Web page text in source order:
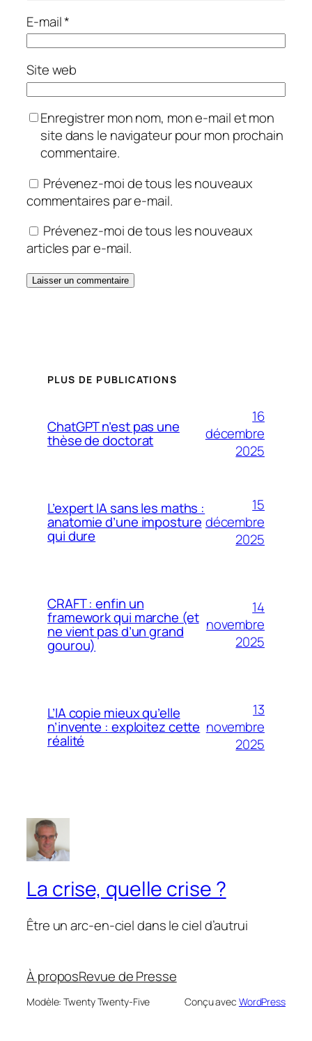
E-mail*
Site web
Enregistrer mon nom, mon e-mail et mon
site dans le navigateur pour mon prochain
commentaire.
Prévenez-moi de tous les nouveaux
commentaires par e-mail.
Prévenez-moi de tous les nouveaux
articles par e-mail.
PLUS DE PUBLICATIONS
ChatGPT n’est pas une
thèse de doctorat
16
décembre
2025
L’expert IA sans les maths :
anatomie d’une imposture
qui dure
15
décembre
2025
CRAFT : enfin un
framework qui marche (et
ne vient pas d’un grand
gourou)
14
novembre
2025
L’IA copie mieux qu’elle
n’invente : exploitez cette
réalité
13
novembre
2025
La crise, quelle crise ?
Être un arc-en-ciel dans le ciel d’autrui
À proposRevue de Presse
Modèle: Twenty Twenty-Five Conçu avec WordPress